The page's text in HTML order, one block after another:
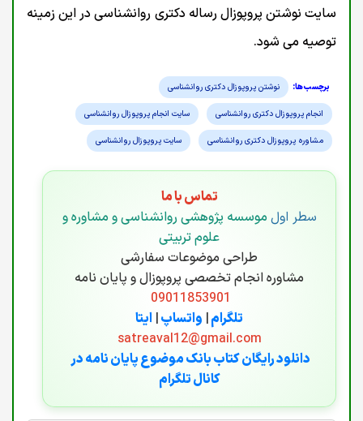
سایت نوشتن پروپوزال رساله دکتری روانشناسی در این زمینه
توصیه می شود.
نوشتن پروپوزال دکتری روانشناسی
انجام پروپوزال دکتری روانشناسی سایت انجام پروپوزال روانشناسی
مشاوره پروپوزال دکتری روانشناسی سایت پروپوزال روانشناسی
تماس با ما
سطر اول موسسه پژوهشی روانشناسی و مشاوره و
علوم تربیتی
طراحی موضوعات سفارشی
مشاوره انجام تخصصی پروپوزال و پایان نامه
09011853901
تلگرام| واتساپ| ایتا
satreaval12@gmail.com
دانلود رایگان کتاب بانک موضوع پایان نامه در
کانال تلگرام